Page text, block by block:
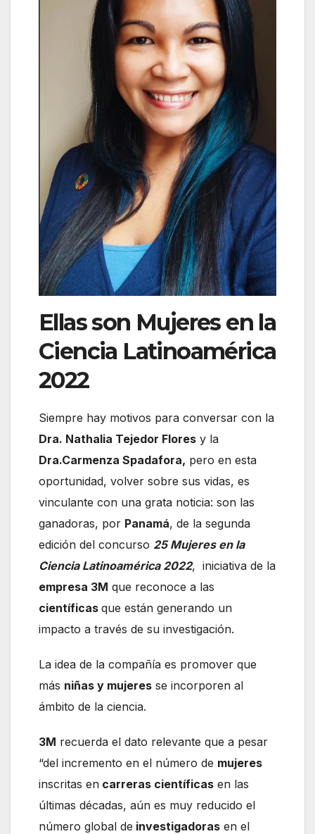
Ellas son Mujeres en la
Ciencia Latinoamérica
2022
Siempre hay motivos para conversar con la
Dra. Nathalia Tejedor Flores y la
Dra.Carmenza Spadafora, pero en esta
oportunidad, volver sobre sus vidas, es
vinculante con una grata noticia: son las
ganadoras, por Panamá, de la segunda
edición del concurso 25 Mujeres en la
Ciencia Latinoamérica 2022, iniciativa de la
empresa 3M que reconoce a las
científicas que están generando un
impacto a través de su investigación.
La idea de la compañía es promover que
más niñas y mujeres se incorporen al
ámbito de la ciencia.
3M recuerda el dato relevante que a pesar
“del incremento en el número de mujeres
inscritas en carreras científicas en las
últimas décadas, aún es muy reducido el
número global de investigadoras en el